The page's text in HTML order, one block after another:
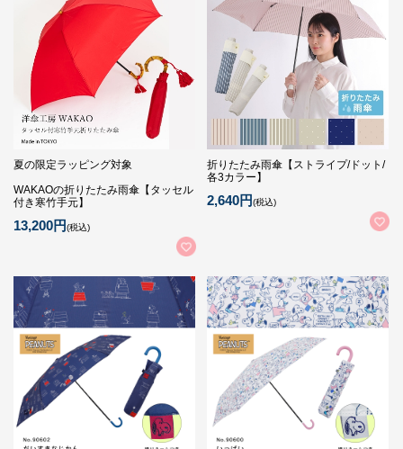
夏の限定ラッピング対象
WAKAOの折りたたみ雨傘【タッセル
付き寒竹手元】
13,200円(税込)
折りたたみ雨傘【ストライプ/ドット/
各3カラー】
2,640円(税込)